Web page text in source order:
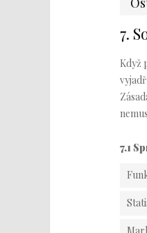
7.
Když
7.1